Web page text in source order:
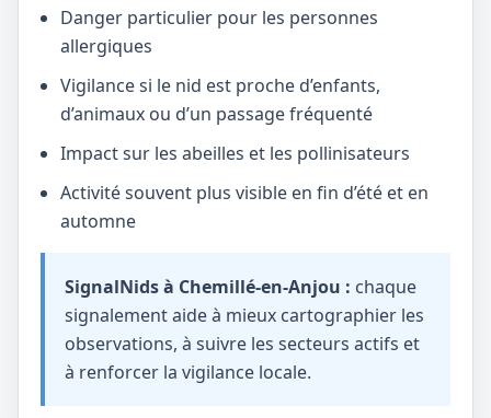
Danger particulier pour les personnes
allergiques
Vigilance si le nid est proche d’enfants,
d’animaux ou d’un passage fréquenté
Impact sur les abeilles et les pollinisateurs
Activité souvent plus visible en fin d’été et en
automne
SignalNids à Chemillé-en-Anjou : chaque
signalement aide à mieux cartographier les
observations, à suivre les secteurs actifs et
à renforcer la vigilance locale.